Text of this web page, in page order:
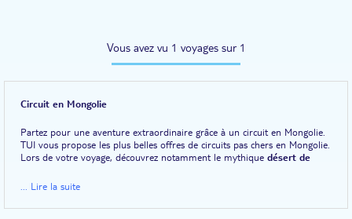
Vous avez vu 1 voyages sur 1
Circuit en Mongolie
Partez pour une aventure extraordinaire grâce à un circuit en Mongolie.
TUI vous propose les plus belles offres de circuits pas chers en Mongolie.
Lors de votre voyage, découvrez notamment le mythique désert de
l'impressionnant paysage des dunes de Khongor ; promenez-vous à
duparc naturel de Khorgo-Terkhiin TsagaanNuur, un site abritant le
... Lire la suite